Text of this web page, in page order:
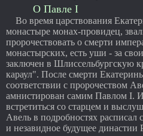
О Павле I
Во время царствования
монастыре монах-провидец,
пророчествовать о смерти
монастырских, есть уши - за
заключен в Шлиссельбургскую
караул". После смерти
соответствии с пророчеством
амнистирован самим Павлом I.
встретиться со старцем и
Авель в подробностях расписал
и незавидное будущее династии